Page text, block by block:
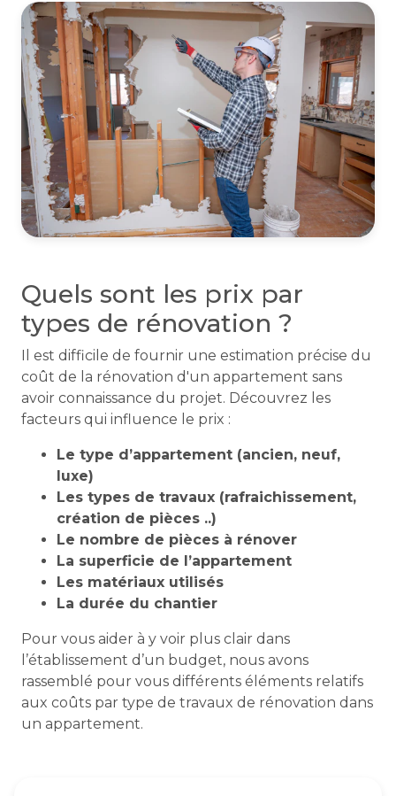
Quels sont les prix par
types de rénovation ?
Il est difficile de fournir une estimation précise du
coût de la rénovation d'un appartement sans
avoir connaissance du projet. Découvrez les
facteurs qui influence le prix :
Le type d’appartement (ancien, neuf,
luxe)
Les types de travaux (rafraichissement,
création de pièces ..)
Le nombre de pièces à rénover
La superficie de l’appartement
Les matériaux utilisés
La durée du chantier
Pour vous aider à y voir plus clair dans
l’établissement d’un budget, nous avons
rassemblé pour vous différents éléments relatifs
aux coûts par type de travaux de rénovation dans
un appartement.